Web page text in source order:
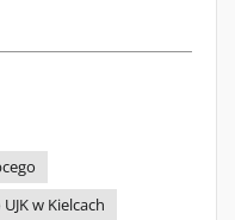
w Kielcach